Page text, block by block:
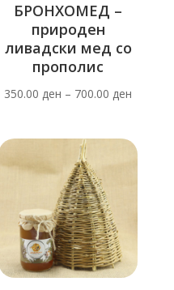
БРОНХОМЕД –
природен
ливадски мед со
прополис
350.00ден – 700.00ден